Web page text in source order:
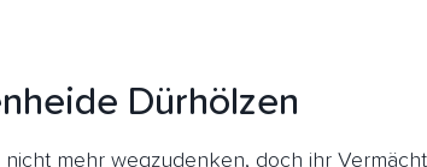
Dürhölzen
mehr wegzudenken, doch ihr